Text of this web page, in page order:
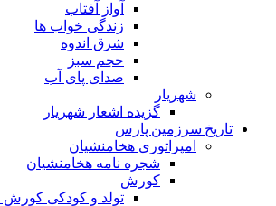
آواز آفتاب
زندگی خواب ها
شرق اندوه
حجم سبز
صدای پای آب
شهریار
گزیده اشعار شهریار
تاریخ سرزمین پارس
امپراتوری هخامنشیان
شجره نامه هخامنشیان
کورش
تولد و کودکی